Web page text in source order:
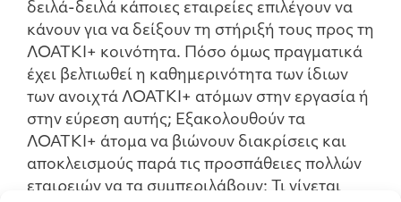
δειλά-δειλά κάποιες εταιρείες επιλέγουν να
κάνουν για να δείξουν τη στήριξή τους προς τη
ΛΟΑΤΚΙ+ κοινότητα. Πόσο όμως πραγματικά
έχει βελτιωθεί η καθημερινότητα των ίδιων
των ανοιχτά ΛΟΑΤΚΙ+ ατόμων στην εργασία ή
στην εύρεση αυτής; Εξακολουθούν τα
ΛΟΑΤΚΙ+ άτομα να βιώνουν διακρίσεις και
αποκλεισμούς παρά τις προσπάθειες πολλών
εταιρειών να τα συμπεριλάβουν; Τι γίνεται